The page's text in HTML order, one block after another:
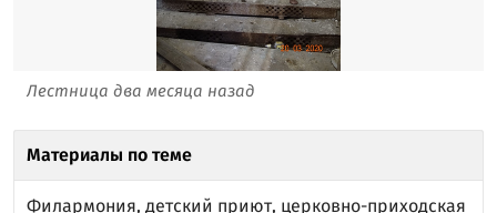
Лестница два месяца назад
Материалы по теме
Филармония, детский приют, церковно-приходская